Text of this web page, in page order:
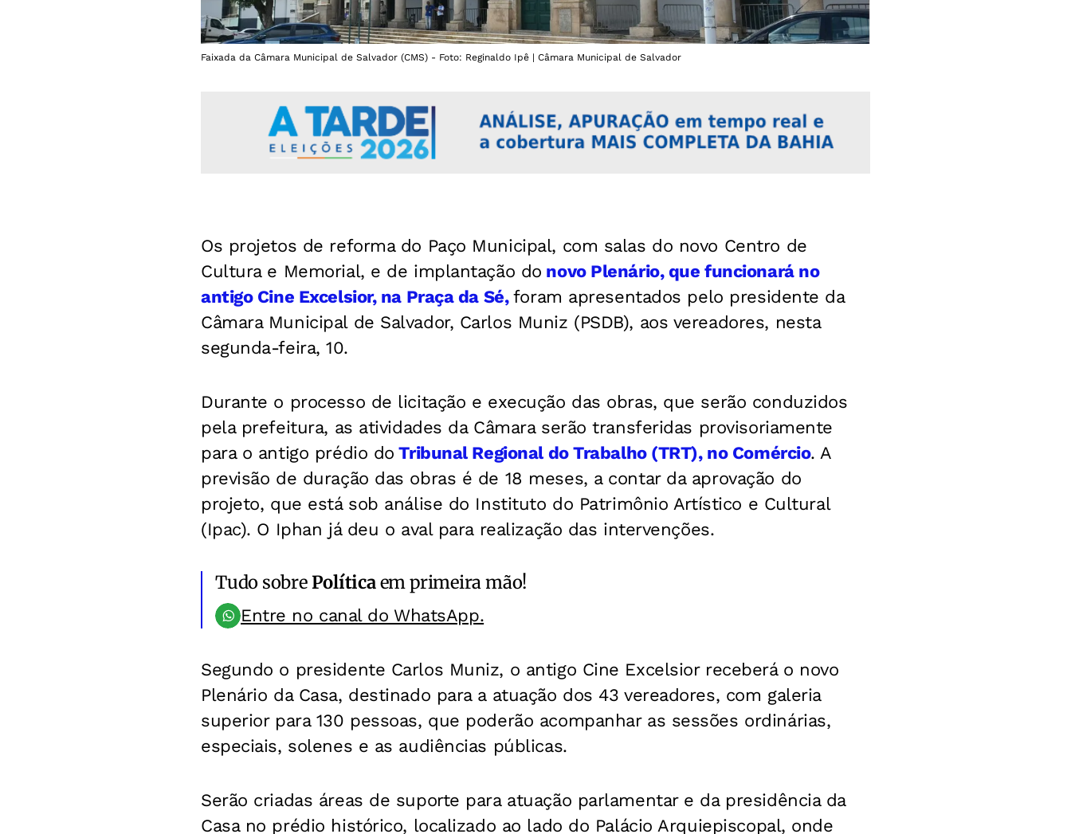
Faixada da Câmara Municipal de Salvador (CMS) - Foto: Reginaldo Ipê | Câmara Municipal de Salvador
Os projetos de reforma do Paço Municipal, com salas do novo Centro de
Cultura e Memorial, e de implantação do novo Plenário, que funcionará no
antigo Cine Excelsior, na Praça da Sé, foram apresentados pelo presidente da
Câmara Municipal de Salvador, Carlos Muniz (PSDB), aos vereadores, nesta
segunda-feira, 10.
Durante o processo de licitação e execução das obras, que serão conduzidos
pela prefeitura, as atividades da Câmara serão transferidas provisoriamente
para o antigo prédio do Tribunal Regional do Trabalho (TRT), no Comércio. A
previsão de duração das obras é de 18 meses, a contar da aprovação do
projeto, que está sob análise do Instituto do Patrimônio Artístico e Cultural
(Ipac). O Iphan já deu o aval para realização das intervenções.
Tudo sobrePolíticaem primeira mão!
Entre no canal do WhatsApp.
Segundo o presidente Carlos Muniz, o antigo Cine Excelsior receberá o novo
Plenário da Casa, destinado para a atuação dos 43 vereadores, com galeria
superior para 130 pessoas, que poderão acompanhar as sessões ordinárias,
especiais, solenes e as audiências públicas.
Serão criadas áreas de suporte para atuação parlamentar e da presidência da
Casa no prédio histórico, localizado ao lado do Palácio Arquiepiscopal, onde